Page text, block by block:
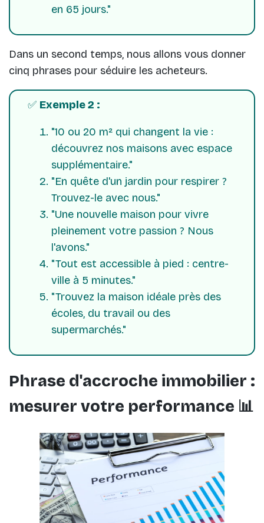
en 65 jours."
Dans un second temps, nous allons vous donner
cinq phrases pour séduire les acheteurs.
✅ Exemple 2 :
"10 ou 20 m² qui changent la vie :
découvrez nos maisons avec espace
supplémentaire."
"En quête d'un jardin pour respirer ?
Trouvez-le avec nous."
"Une nouvelle maison pour vivre
pleinement votre passion ? Nous
l'avons."
"Tout est accessible à pied : centre-
ville à 5 minutes."
"Trouvez la maison idéale près des
écoles, du travail ou des
supermarchés."
Phrase d'accroche immobilier :
mesurer votre performance 📊